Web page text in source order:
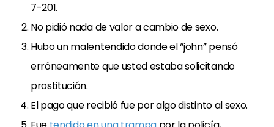
7-201.
No pidió nada de valor a cambio de sexo.
Hubo un malentendido donde el “john” pensó
erróneamente que usted estaba solicitando
prostitución.
El pago que recibió fue por algo distinto al sexo.